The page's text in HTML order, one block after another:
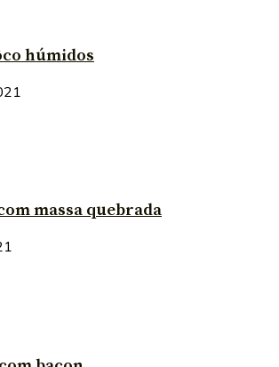
húmidos
massa quebrada